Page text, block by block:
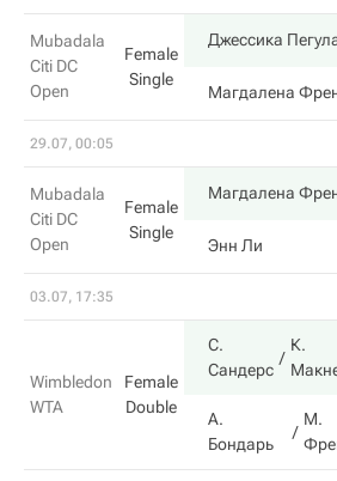
Mubadala
Citi DC
Open
Female
Single
Джессика
Магдалена
29.07, 00:05
Mubadala
Citi DC
Open
Female
Single
Магдалена
Энн Ли
03.07, 17:35
Wimbledon
WTA
Female
Double
С.
Сандерс
К.
А.
Бондарь
М.